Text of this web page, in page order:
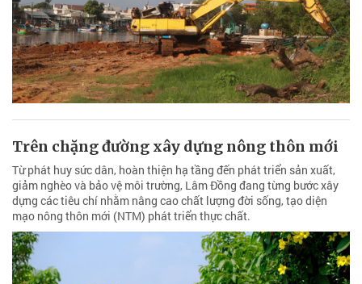
Trên chặng đường xây dựng nông thôn mới
Từ phát huy sức dân, hoàn thiện hạ tầng đến phát triển sản xuất,
giảm nghèo và bảo vệ môi trường, Lâm Đồng đang từng bước xây
dựng các tiêu chí nhằm nâng cao chất lượng đời sống, tạo diện
mạo nông thôn mới (NTM) phát triển thực chất.